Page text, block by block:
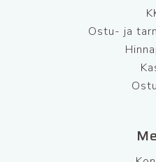
Ostu- ja